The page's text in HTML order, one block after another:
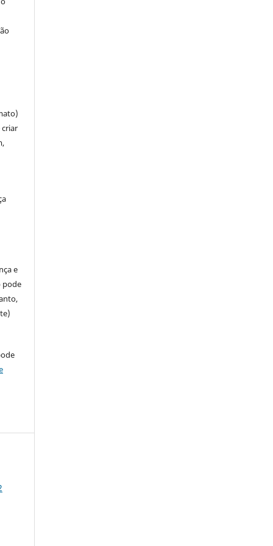
e
pode